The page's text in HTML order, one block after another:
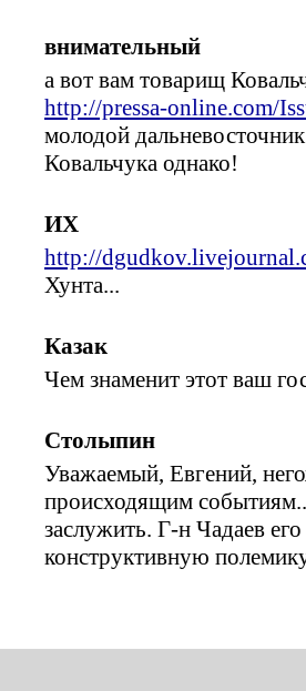
внимательный
а вот вам товарищ
http://pressa-online.com/
молодой
Ковальчука однако!
ИХ
http://
Хунта...
Казак
Чем знаменит этот ваш
Столыпин
Уважаемый, Евгений,
происходящим
заслужить. Г-н Чадаев
конструктивную